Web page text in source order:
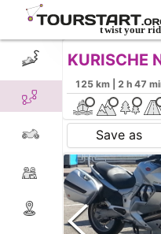
CREATE
KURISCHE
125 km | 2 h 47
Save as